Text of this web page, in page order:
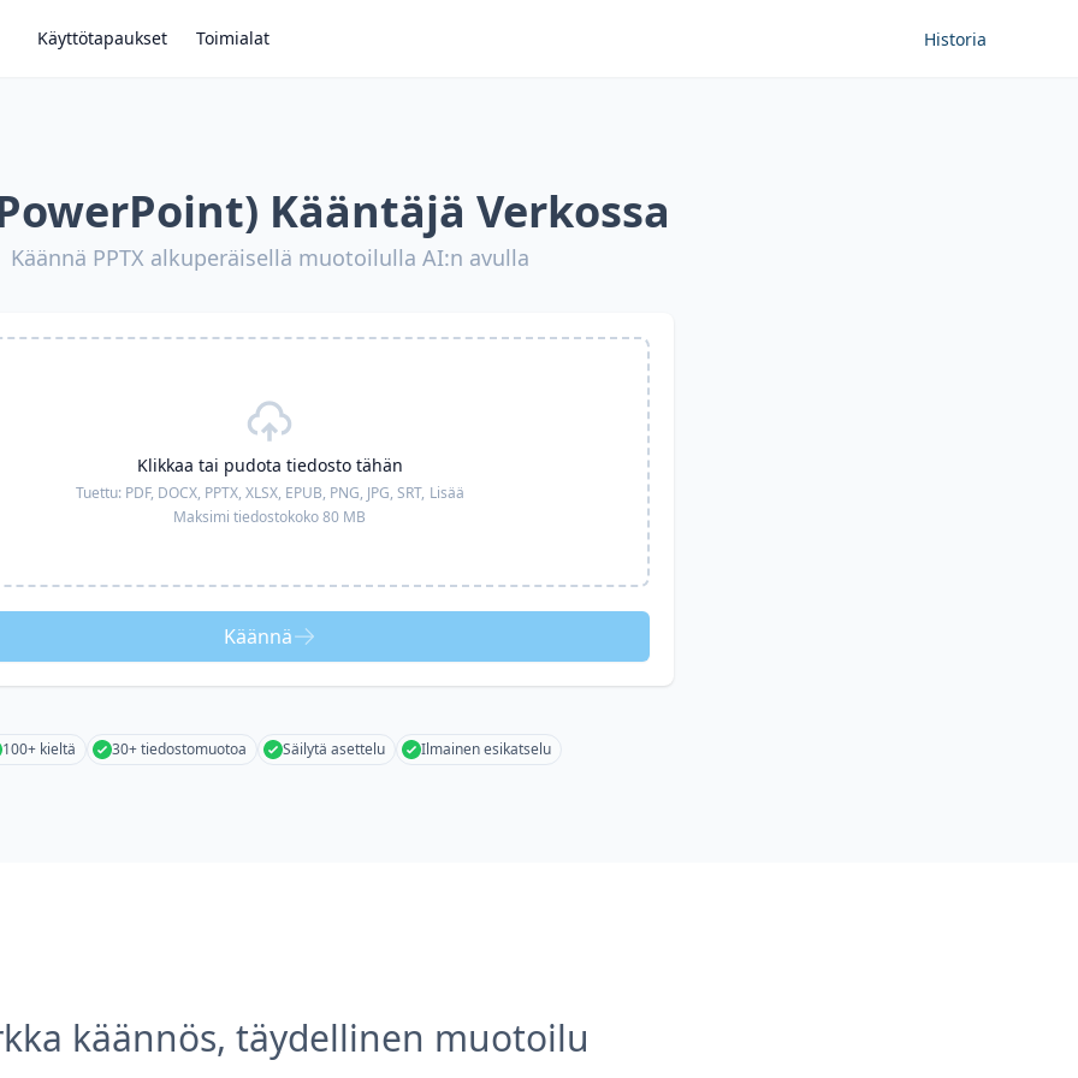
Käyttötapaukset Toimialat Historia
Kääntäjä Verkossa
Käännä PPTX alkuperäisellä muotoilulla AI:n avulla
Klikkaa tai pudota tiedosto tähän
Tuettu: PDF, DOCX, PPTX, XLSX, EPUB, PNG, JPG, SRT, Lisää
Maksimi tiedostokoko 80 MB
Käännä
100+ kieltä 30+ tiedostomuotoa Säilytä asettelu Ilmainen esikatselu
käännös, täydellinen muotoilu